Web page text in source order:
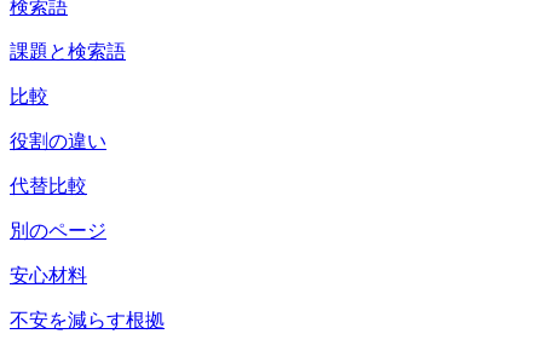
検索語
課題と検索語
比較
役割の違い
代替比較
別のページ
安心材料
不安を減らす根拠